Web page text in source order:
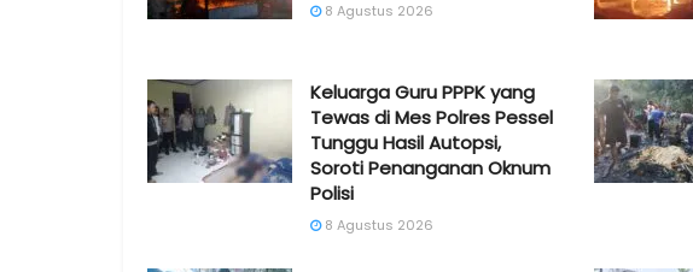
8 Agustus 2026
Keluarga Guru PPPK yang
Tewas di Mes Polres Pessel
Tunggu Hasil Autopsi,
Soroti Penanganan Oknum
Polisi
8 Agustus 2026